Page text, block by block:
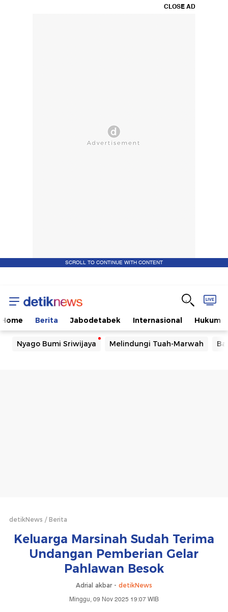
CLOSE AD
SCROLL TO CONTINUE WITH CONTENT
Home Berita Jabodetabek Internasional Hukum
Nyago Bumi Sriwijaya Melindungi Tuah-Marwah
detikNews Berita
Keluarga Marsinah Sudah Terima
Undangan Pemberian Gelar
Pahlawan Besok
Adrial akbar - detikNews
Minggu, 09 Nov 2025 19:07 WIB